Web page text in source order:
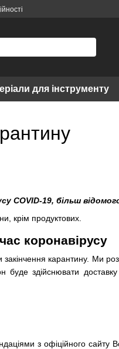
для інструменту
COVID-19, більш
крім продуктових.
коронавірусу
карантину. Ми
буде здійснювати
з офіційного сайту